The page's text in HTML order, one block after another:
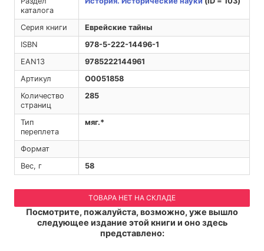
каталога
Серия книги
Еврейские тайны
ISBN
978-5-222-14496-1
EAN13
9785222144961
Артикул
O0051858
Количество
страниц
285
Тип
переплета
мяг.*
Формат
Вес, г
58
ТОВАРА НЕТ НА СКЛАДЕ
Посмотрите, пожалуйста, возможно, уже вышло
следующее издание этой книги и оно здесь
представлено: